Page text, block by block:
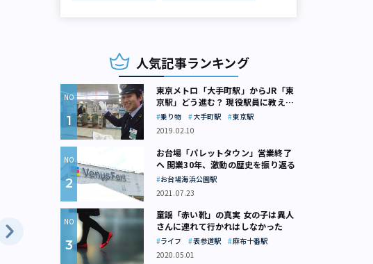
チャチャストロベリーノート『赤ずきんチャチャ』税抜500円（C）彩花みん／集英社
人気記事ランキング
東京メトロ「大手町駅」からJR「東
京駅」どう進む？ 現役駅員に教えて
もらいました
乗り物 大手町駅
東京駅
2019.02.10
お台場「パレットタウン」営業終了
へ 開業30年、激動の歴史を振り返る
お台場海浜公園駅
2021.07.23
童謡「赤い靴」の真実 女の子は異人
さんに連れて行かれはしなかった
ライフ 表参道駅
麻布十番駅
2020.05.01